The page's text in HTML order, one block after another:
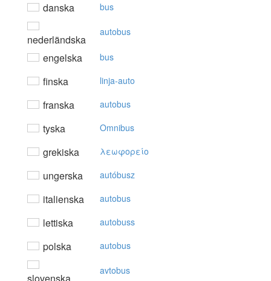
danska bus
nederländska
autobus
engelska bus
finska linja-auto
franska autobus
tyska Omnibus
grekiska λεωφoρείo
ungerska autóbusz
italienska autobus
lettiska autobuss
polska autobus
avtobus